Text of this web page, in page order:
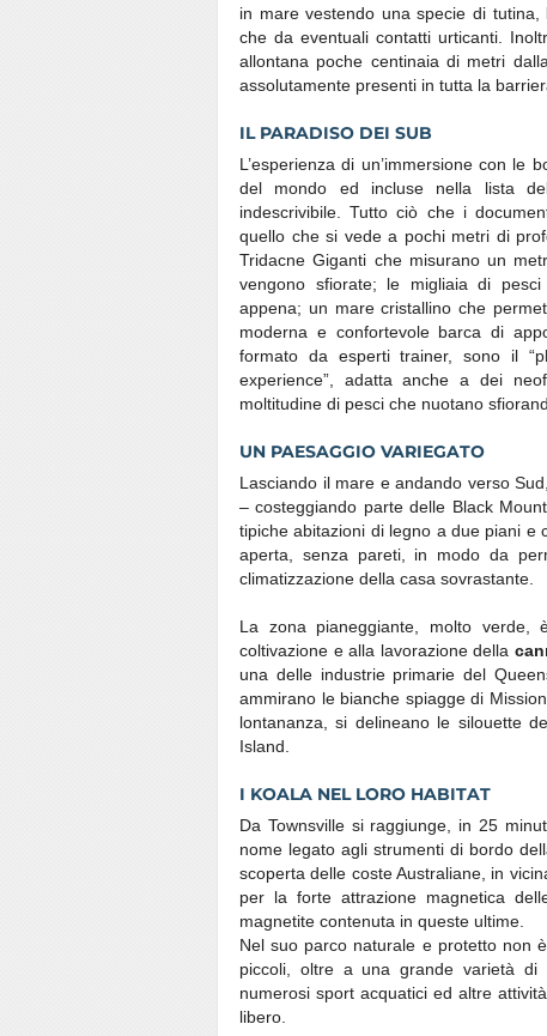
in mare vestendo una specie di
che da eventuali contatti urticanti.
allontana poche centinaia di metri
assolutamente presenti in tutta la
IL PARADISO DEI SUB
L’esperienza di un’immersione con le
del mondo ed incluse nella lista
indescrivibile. Tutto ciò che i
quello che si vede a pochi metri di
Tridacne Giganti che misurano un
vengono sfiorate; le migliaia di
appena; un mare cristallino che
moderna e confortevole barca di
formato da esperti trainer, sono il
experience”, adatta anche a dei
moltitudine di pesci che nuotano
UN PAESAGGIO VARIEGATO
Lasciando il mare e andando verso
– costeggiando parte delle Black
tipiche abitazioni di legno a due piani e
aperta, senza pareti, in modo da
climatizzazione della casa sovrastante.
La zona pianeggiante, molto verde,
coltivazione e alla lavorazione della
una delle industrie primarie del
ammirano le bianche spiagge di
lontananza, si delineano le silouette
Island.
I KOALA NEL LORO HABITAT
Da Townsville si raggiunge, in 25
nome legato agli strumenti di bordo
scoperta delle coste Australiane, in
per la forte attrazione magnetica
magnetite contenuta in queste ultime.
Nel suo parco naturale e protetto non
piccoli, oltre a una grande varietà di
numerosi sport acquatici ed altre
libero.